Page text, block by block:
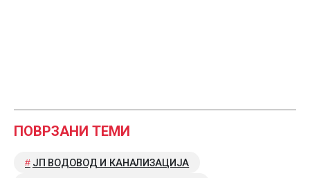
ПОВРЗАНИ ТЕМИ
ЈП ВОДОВОД И КАНАЛИЗАЦИЈА